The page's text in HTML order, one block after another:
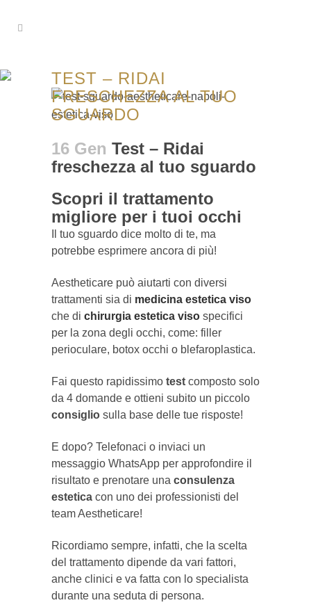
TEST – RIDAI
FRESCHEZZA AL TUO
SGUARDO
16 Gen Test – Ridai
freschezza al tuo sguardo
Scopri il trattamento
migliore per i tuoi occhi
Il tuo sguardo dice molto di te, ma
potrebbe esprimere ancora di più!
Aestheticare può aiutarti con diversi
trattamenti sia di medicina estetica viso
che di chirurgia estetica viso specifici
per la zona degli occhi, come: filler
perioculare, botox occhi o blefaroplastica.
Fai questo rapidissimo test composto solo
da 4 domande e ottieni subito un piccolo
consiglio sulla base delle tue risposte!
E dopo? Telefonaci o inviaci un
messaggio WhatsApp per approfondire il
risultato e prenotare una consulenza
estetica con uno dei professionisti del
team Aestheticare!
Ricordiamo sempre, infatti, che la scelta
del trattamento dipende da vari fattori,
anche clinici e va fatta con lo specialista
durante una seduta di persona.